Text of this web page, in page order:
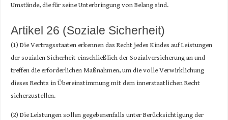
Umstände, die für seine Unterbringung von Belang sind.
Artikel 26 (Soziale Sicherheit)
(1) Die Vertragsstaaten erkennen das Recht jedes Kindes auf Leistungen
der sozialen Sicherheit einschließlich der Sozialversicherung an und
treffen die erforderlichen Maßnahmen, um die volle Verwirklichung
dieses Rechts in Übereinstimmung mit dem innerstaatlichen Recht
sicherzustellen.
(2) Die Leistungen sollen gegebenenfalls unter Berücksichtigung der